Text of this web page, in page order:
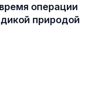
операции
природой